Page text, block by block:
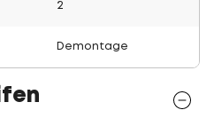
2
Demontage